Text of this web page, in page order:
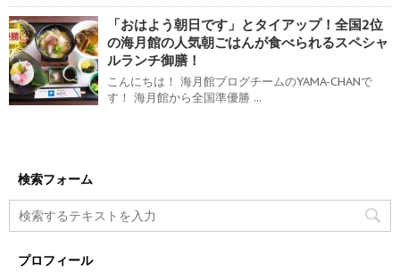
「おはよう朝日です」とタイアップ！全国2位
の海月館の人気朝ごはんが食べられるスペシャ
ルランチ御膳！
こんにちは！ 海月館ブログチームのYAMA-CHANで
す！ 海月館から全国準優勝 ...
検索フォーム
プロフィール